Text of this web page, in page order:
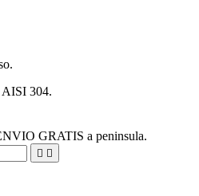
AISI 304.
GRATIS a peninsula.
 